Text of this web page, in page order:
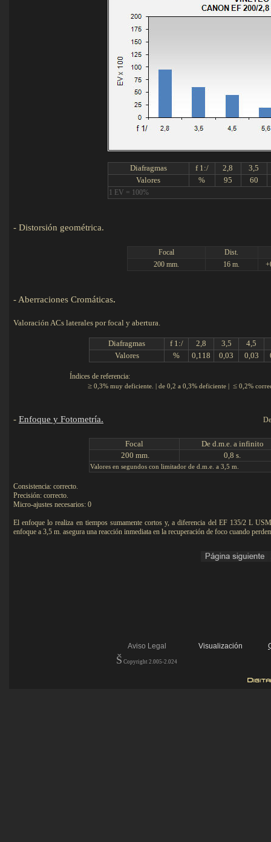
Diafragmas f 1:/ 2,8
3,5
Valores
% 95 60
1 EV = 100%
- Distorsión geométrica.
Focal Dist.
200 mm.
16 m.
- Aberraciones Cromáticas.
Valoración ACs laterales por focal y abertura.
Diafragmas f 1:/ 2,8 3,5
4,5
Valores
% 0,118 0,03 0,03
Índices de referencia:
≥ 0,3% muy deficiente. | de 0,2 a 0,3% deficiente | ≤ 0,2%
- Enfoque y Fotometría.
Focal
De d.m.e. a infinito
200 mm.
0,8 s.
Valores en segundos con limitador de d.m.e. a 3,5 m.
Consistencia: correcto.
Precisión: correcto.
Micro-ajustes necesarios: 0
El enfoque lo realiza en tiempos sumamente cortos y, a diferencia del EF 135/2 L
enfoque a 3,5 m. asegura una reacción inmediata en la recuperación de foco cuando